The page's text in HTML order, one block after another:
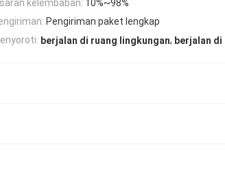
kelembaban: 10%~98%
Pengiriman paket lengkap
berjalan di ruang lingkungan, berjalan